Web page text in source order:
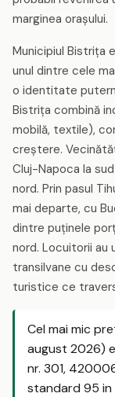
marginea orașului.
Municipiul Bistrița
unul dintre cele
o identitate
Bistrița combină
mobilă, textile),
creștere.
Cluj-Napoca la
nord. Prin pasul
mai departe, cu
dintre puținele
nord. Locuitorii au
transilvane cu
turistice ce
Cel mai mic
august 2026)
nr. 301,
standard 95